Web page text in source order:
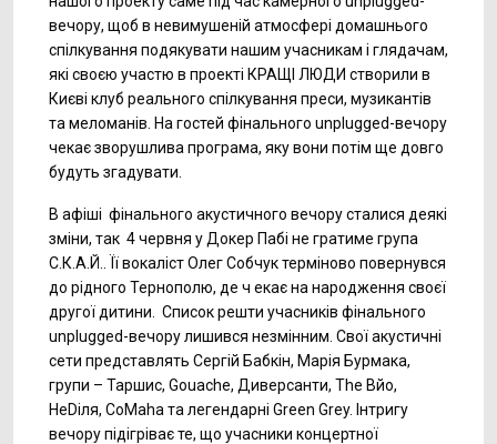
вечору, щоб в невимушеній атмосфері домашнього
спілкування подякувати нашим учасникам і глядачам,
які своєю участю в проекті КРАЩІ ЛЮДИ створили в
Києві клуб реального спілкування преси, музикантів
та меломанів. На гостей фінального unplugged-вечору
чекає зворушлива програма, яку вони потім ще довго
будуть згадувати.
В афіші фінального акустичного вечору сталися деякі
зміни, так 4 червня у Докер Пабі не гратиме група
С.К.А.Й.. Її вокаліст Олег Собчук терміново повернувся
до рідного Тернополю, де ч екає на народження своєї
другої дитини. Список решти учасників фінального
unplugged-вечору лишився незмінним. Свої акустичні
сети представлять Сергій Бабкін, Марія Бурмака,
групи – Таршис, Gouache, Диверсанти, The Вйо,
НеDіля, CoMaha та легендарні Green Grey. Інтригу
вечору підігріває те, що учасники концертної